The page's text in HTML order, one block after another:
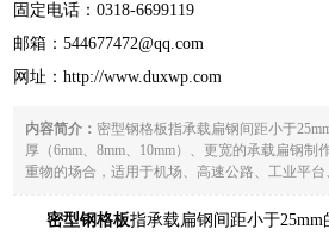
固定电话：0318-6699119
邮箱：544677472@qq.com
网址：http://www.duxwp.com
内容简介： 密型钢格板指承载扁钢间距小于
厚（6mm、8mm、10mm）、更宽的承载扁钢
重物的场合，适用于机场、高速公路、工业平
密型钢格板指承载扁钢间距小于25mm